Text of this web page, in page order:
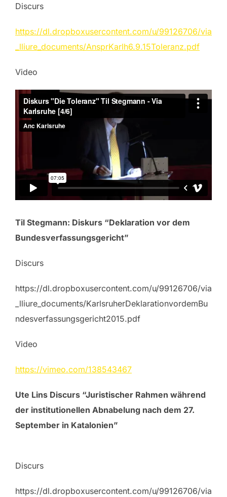
Discurs
https://dl.dropboxusercontent.com/u/99126706/via
_lliure_documents/AnsprKarlh6.9.15Toleranz.pdf
Video
Til Stegmann: Diskurs “Deklaration vor dem
Bundesverfassungsgericht”
Discurs
https://dl.dropboxusercontent.com/u/99126706/via
_lliure_documents/KarlsruherDeklarationvordemBu
ndesverfassungsgericht2015.pdf
Video
https://vimeo.com/138543467
Ute Lins Discurs “Juristischer Rahmen während
der institutionellen Abnabelung nach dem 27.
September in Katalonien”
Discurs
https://dl.dropboxusercontent.com/u/99126706/via